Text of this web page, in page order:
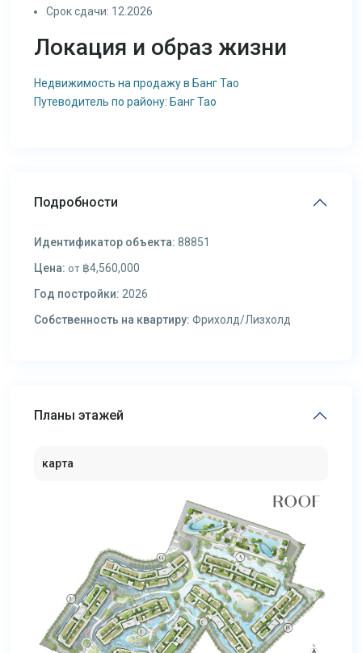
Срок сдачи: 12.2026
Локация и образ жизни
Недвижимость на продажу в Банг Тао
Путеводитель по району: Банг Тао
Подробности
Идентификатор объекта: 88851
Цена: от ฿4,560,000
Год постройки: 2026
Собственность на квартиру: Фрихолд/Лизхолд
Планы этажей
карта